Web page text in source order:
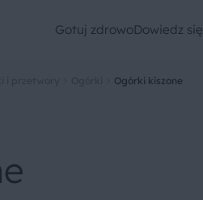
Gotuj zdrowoDowiedz się
Ogórki kiszone